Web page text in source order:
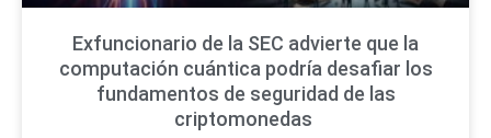
Exfuncionario de la SEC advierte que la
computación cuántica podría desafiar los
fundamentos de seguridad de las
criptomonedas